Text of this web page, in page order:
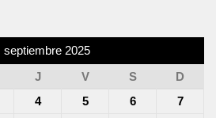
septiembre 2025
J V S
D
4 5 6
7